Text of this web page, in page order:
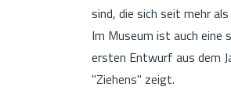
sind, die sich seit mehr
Im Museum ist auch eine
ersten Entwurf aus dem
"Ziehens" zeigt.